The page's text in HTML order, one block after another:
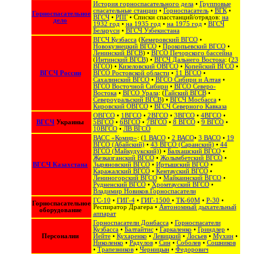
Горноспасательное
дело
История горноспасательного дела• Групповые
спасательные станции• Горноспасатель• ВГК•
ВГСЧ• РПГ• Списки спасстанций/отрядов: на
1932 год • на 1935 год • на 1975 год • ВГСЧ
Беларуси• ВГСЧ Узбекистана
ВГСЧ России
ВГСЧ Кузбасса(Кемеровский ВГСО•
Новокузнецкий ВГСО• Прокопьевский ВГСО•
Ленинский ВГСВ) • ВГСО Печорского бассейна
(Интинский ВГСВ) • ВГСЧ Дальнего Востока: (23
ВГСО) • Кизеловский ОВГСО• Копейский ВГСО•
ВГСО Ростовской области• 11 ВГСО•
Сахалинский ВГСО‎ • ВГСО Сибири и Алтая‎ •
ВГСО Восточной Сибири• ВГСО Северо-
Востока‎‎ • ВГСО Урала: (Гайский ВГСВ•
Североуральский ВГСВ) • ВГСЧ Мосбасса•
Кировский ОВГСО• ВГСЧ Северного Кавказа
ВГСЧ Украины
ОВГСО• 1ВГСО• 2ВГСО• 3ВГСО• 4ВГСО•
5ВГСО• 6ВГСО• 7ВГСО• 8 ВГСО• 9 ВГСО•
10ВГСО• ЛВ ВГСО
ВГСЧ Казахстана
ВАСС «Комир»: (1 ВАСО• 2 ВАСО• 3 ВАСО• 19
ВГСО (Абайский)• 43 ВГСО (Саранский)• 44
ВГСО (Майкудукский)) • Балхашский ВГСО•
Жезказганский ВГСО• Жолымбетский ВГСО•
Зыряновский ВГСО• Иртышский ВГСО•
Каражалский ВГСО• Кентауский ВГСО•
Лениногорский ВГСО• Майкаинский ВГСО•
Рудненский ВГСО• Хромтауский ВГСО•
Владимир Новиков.Горноспасатели
Горноспасательное
оборудование
ГС-10 • ГИГ-4• ГИГ-1500 • ТК-60М• Р-30 •
Респиратор Драгера• Автономный дыхательный
аппарат
Персоналии
Горноспасатели Донбасса• Горноспасатели
Кузбасса• Балтайтис• Гаркаленко • Гриндлер •
Иейте• Кухаренко • Левицкий• Лосьев• Мухин•
Николенко • Радулов• Син• Соболев• Сошников
• Трапезников• Черницын• Федорович